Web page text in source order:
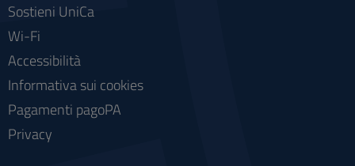
Sostieni UniCa
Wi-Fi
Accessibilità
Informativa sui cookies
Pagamenti pagoPA
Privacy